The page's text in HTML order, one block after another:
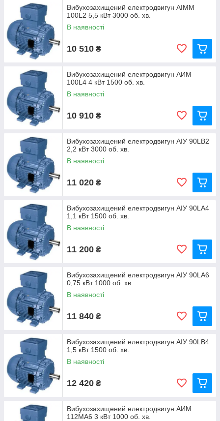
Вибухозахищений електродвигун АIMM
100L2 5,5 кВт 3000 об. хв.
В наявності
10 510 ₴
Вибухозахищений електродвигун АИМ
100L4 4 кВт 1500 об. хв.
В наявності
10 910 ₴
Вибухозахищений електродвигун АІУ 90LВ2
2,2 кВт 3000 об. хв.
В наявності
11 020 ₴
Вибухозахищений електродвигун АІУ 90LA4
1,1 кВт 1500 об. хв.
В наявності
11 200 ₴
Вибухозахищений електродвигун АІУ 90LA6
0,75 кВт 1000 об. хв.
В наявності
11 840 ₴
Вибухозахищений електродвигун АІУ 90LВ4
1,5 кВт 1500 об. хв.
В наявності
12 420 ₴
Вибухозахищений електродвигун АИМ
112MA6 3 кВт 1000 об. хв.